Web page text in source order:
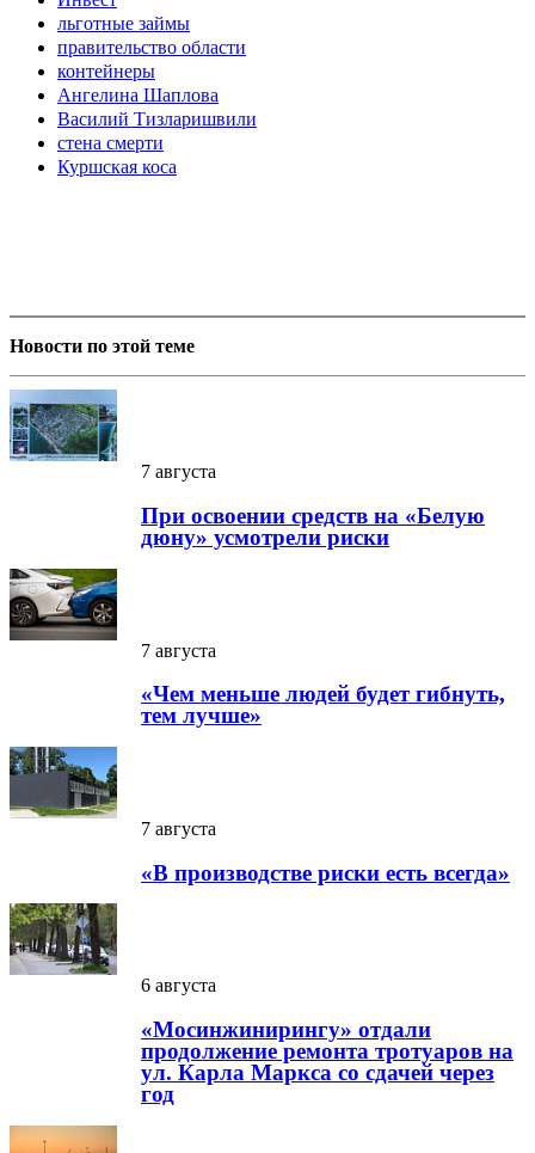
льготные займы
правительство области
контейнеры
Ангелина Шаплова
Василий Тизларишвили
стена смерти
Куршская коса
Новости по этой теме
7 августа
При освоении средств на «Белую
дюну» усмотрели риски
7 августа
«Чем меньше людей будет гибнуть,
тем лучше»
7 августа
«В производстве риски есть всегда»
6 августа
«Мосинжинирингу» отдали
продолжение ремонта тротуаров на
ул. Карла Маркса со сдачей через
год